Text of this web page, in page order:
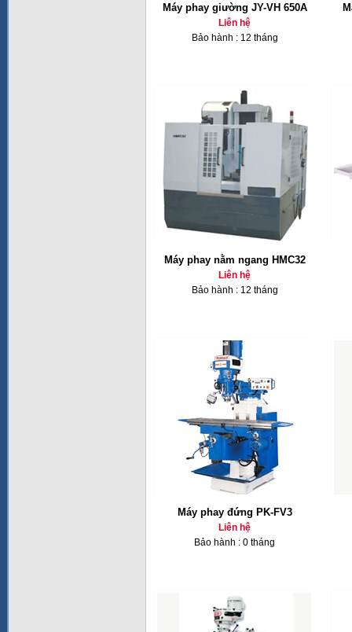
Máy phay giường JY-VH 650A
Liên hệ
Bảo hành : 12 tháng
Máy phay nằm ngang HMC32
Liên hệ
Bảo hành : 12 tháng
Máy phay đứng PK-FV3
Liên hệ
Bảo hành : 0 tháng